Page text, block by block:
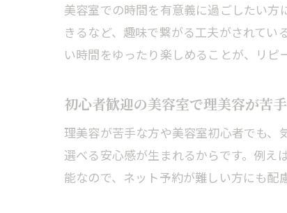
美容室での時間を有意義に過ごしたい
きるなど、趣味で繋がる工夫がされてい
い時間をゆったり楽しめることが、リピ
初心者歓迎の美容室で理美容が苦
理美容が苦手な方や美容室初心者でも
選べる安心感が生まれるからです。例
能なので、ネット予約が難しい方にも配